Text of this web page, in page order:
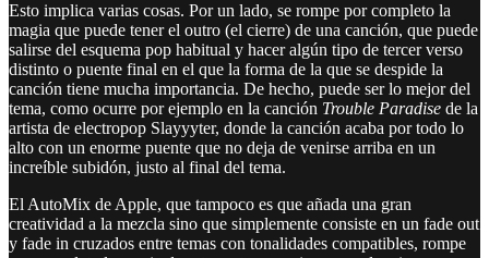
Esto implica varias cosas. Por un lado, se rompe por completo la
magia que puede tener el outro (el cierre) de una canción, que puede
salirse del esquema pop habitual y hacer algún tipo de tercer verso
distinto o puente final en el que la forma de la que se despide la
canción tiene mucha importancia. De hecho, puede ser lo mejor del
tema, como ocurre por ejemplo en la canción Trouble Paradise de la
artista de electropop Slayyyter, donde la canción acaba por todo lo
alto con un enorme puente que no deja de venirse arriba en un
increíble subidón, justo al final del tema.
El AutoMix de Apple, que tampoco es que añada una gran
creatividad a la mezcla sino que simplemente consiste en un fade out
y fade in cruzados entre temas con tonalidades compatibles, rompe